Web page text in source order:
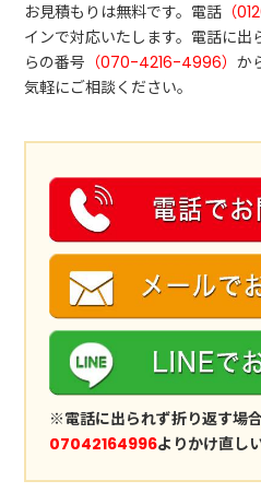
お見積もりは無料です。電話 （
インで対応いたします。電話に出
らの番号 （070-4216-4996）か
気軽にご相談ください。
※電話に出られず折り返す場
07042164996よりかけ直し